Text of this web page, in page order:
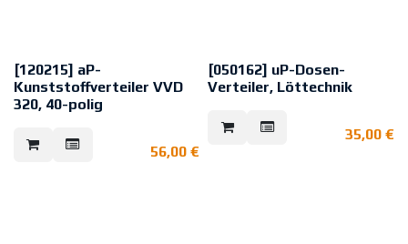
[120215] aP-
Kunststoffverteiler VVD
320, 40-polig
Kleinverteiler in 40-poliger
Löt/Löt-Technik.
56,00 €
[050162] uP-Dosen-
Verteiler, Löttechnik
Deckelkontakt und
sabotagegesicherter
35,00€